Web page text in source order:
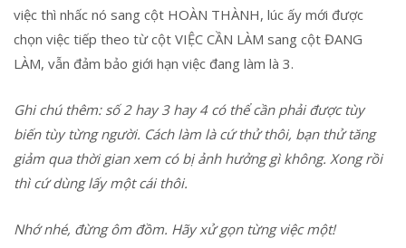
việc thì nhấc nó sang cột HOÀN THÀNH, lúc ấy mới được
chọn việc tiếp theo từ cột VIỆC CẦN LÀM sang cột ĐANG
LÀM, vẫn đảm bảo giới hạn việc đang làm là 3.
Ghi chú thêm: số 2 hay 3 hay 4 có thể cần phải được tùy
biến tùy từng người. Cách làm là cứ thử thôi, bạn thử tăng
giảm qua thời gian xem có bị ảnh hưởng gì không. Xong rồi
thì cứ dùng lấy một cái thôi.
Nhớ nhé, đừng ôm đồm. Hãy xử gọn từng việc một!